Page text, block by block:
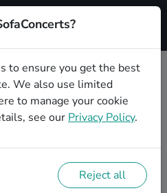
Signup
singers in
day perfect. With
and authentic
perform a whole range of
to ensure you get the best
We also use limited
to manage your cookie
see our Privacy Policy.
Reject all